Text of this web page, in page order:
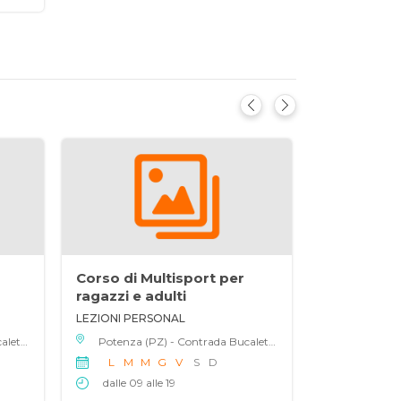
Corso di Multisport per
ragazzi e adulti
LEZIONI PERSONAL
L
M M G V S
D
dalle 09 alle 19